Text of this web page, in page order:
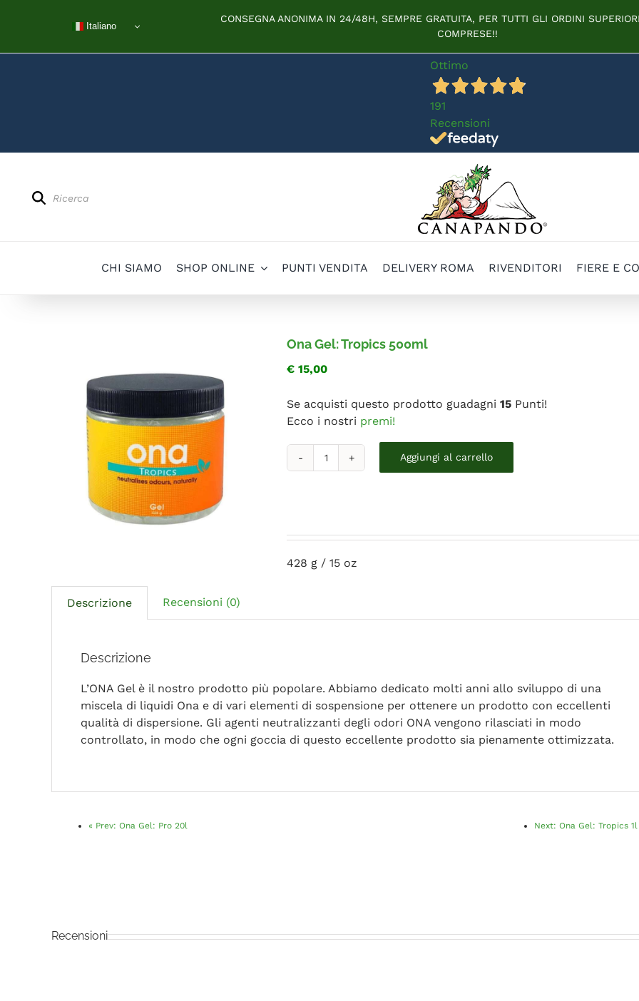
Italiano
CONSEGNA ANONIMA IN 24/48H, SEMPRE GRATUITA, PER TUTTI GLI ORDINI
COMPRESE!!
Ottimo
191
Recensioni
search
CHI SIAMO SHOP ONLINE PUNTI VENDITA DELIVERY ROMA RIVENDITORI FIERE E
Ona Gel: Tropics 500ml
€ 15,00
Se acquisti questo prodotto guadagni 15 Punti!
Ecco i nostri premi!
Ona
Gel:
Aggiungi al carrello
428 g / 15 oz
Descrizione Recensioni (0)
Descrizione
L’ONA Gel è il nostro prodotto più popolare. Abbiamo dedicato molti anni allo sviluppo di una
miscela di liquidi Ona e di vari elementi di sospensione per ottenere un prodotto con eccellenti
qualità di dispersione. Gli agenti neutralizzanti degli odori ONA vengono rilasciati in modo
controllato, in modo che ogni goccia di questo eccellente prodotto sia pienamente ottimizzata.
« Prev: Ona Gel: Pro 20l Next: Ona Gel: Tropics 1l
Recensioni